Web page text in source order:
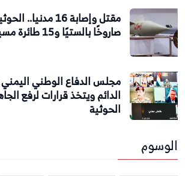
صاروخًا بالستيًا و15 طائرة مسيرة على مأرب
مجلس الدفاع الوطني اليمني
الدائم ويتخذ قرارات لرفع
الحوثية
الوسوم